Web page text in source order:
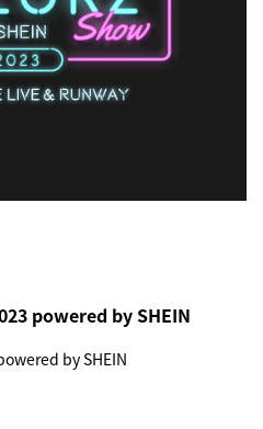
powered by SHEIN
by SHEIN